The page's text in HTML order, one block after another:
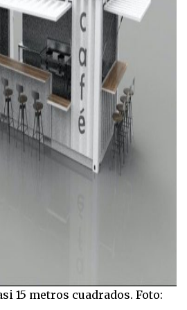
15 metros cuadrados. Foto: